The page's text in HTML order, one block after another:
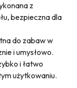
z
bezpieczna dla
do zabaw w
i umysłowo.
i łatwo
użytkowaniu.